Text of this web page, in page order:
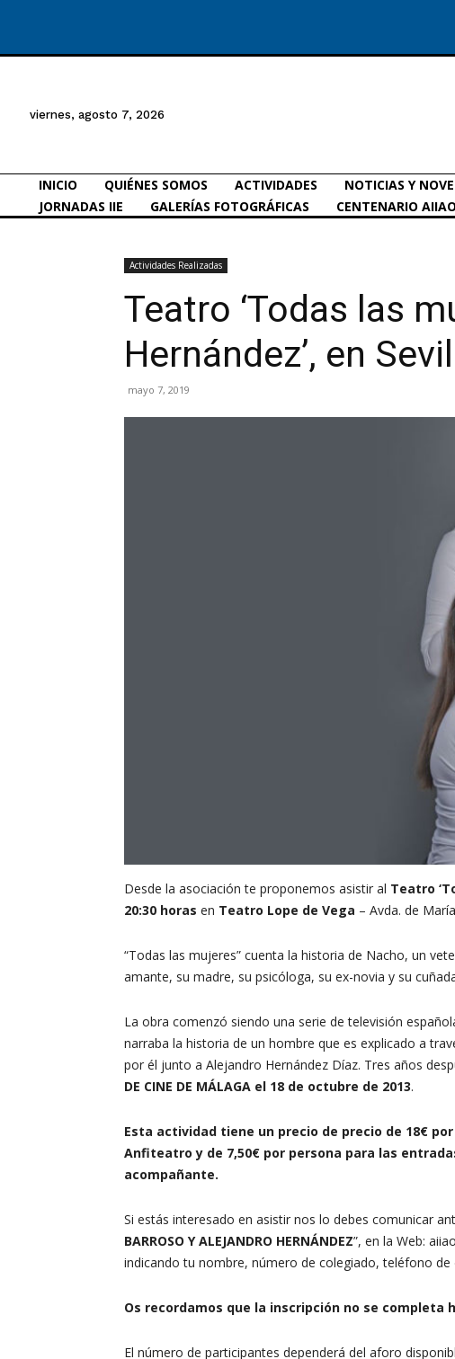
viernes, agosto 7, 2026
INICIO QUIÉNES SOMOS ACTIVIDADES NOTICIAS Y
JORNADAS IIE
GALERÍAS FOTOGRÁFICAS CENTENARIO
Actividades Realizadas
Teatro ‘Todas las
Hernández’, en
mayo 7, 2019
Desde la asociación te proponemos asistir al Teatro
20:30 horas en Teatro Lope de Vega – Avda. de
“Todas las mujeres” cuenta la historia de Nacho, un
amante, su madre, su psicóloga, su ex-novia y su
La obra comenzó siendo una serie de televisión
narraba la historia de un hombre que es explicado a
por él junto a Alejandro Hernández Díaz. Tres años
DE CINE DE MÁLAGA el 18 de octubre de 2013.
Esta actividad tiene un precio de precio de 18€
Anfiteatro y de 7,50€ por persona para las
acompañante.
Si estás interesado en asistir nos lo debes comunicar
BARROSO Y ALEJANDRO HERNÁNDEZ”, en la Web:
indicando tu nombre, número de colegiado, teléfono
Os recordamos que la inscripción no se
El número de participantes dependerá del aforo